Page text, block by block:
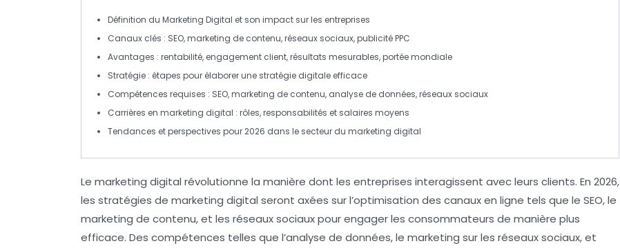
Définition du Marketing Digital et son impact sur les entreprises
Canaux clés : SEO, marketing de contenu, réseaux sociaux, publicité PPC
Avantages : rentabilité, engagement client, résultats mesurables, portée mondiale
Stratégie : étapes pour élaborer une stratégie digitale efficace
Compétences requises : SEO, marketing de contenu, analyse de données, réseaux sociaux
Carrières en marketing digital : rôles, responsabilités et salaires moyens
Tendances et perspectives pour 2026 dans le secteur du marketing digital
Le marketing digital révolutionne la manière dont les entreprises interagissent avec leurs clients. En 2026,
les stratégies de marketing digital seront axées sur l’optimisation des canaux en ligne tels que le SEO, le
marketing de contenu, et les réseaux sociauxpour engager les consommateurs de manière plus
efficace. Des compétences telles que l’analyse de données, le marketing sur les réseaux sociaux, et